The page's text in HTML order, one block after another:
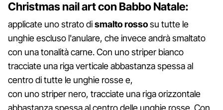
Christmas nail art con Babbo Natale:
applicate uno strato dismalto rossosu tutte le
unghie escluso l'anulare, che invece andrà smaltato
con una tonalità carne. Con uno striper bianco
tracciate una riga verticale abbastanza spessa al
centro di tutte le unghie rosse e,
con uno striper nero, tracciate una riga orizzontale
abbastanza spessa al centro delle unghie rosse. Con